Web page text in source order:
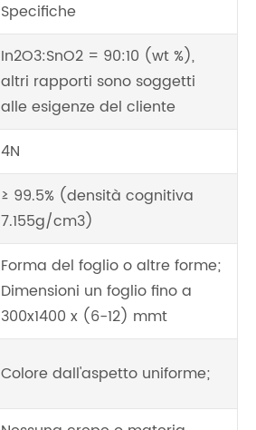
Specifiche
In2O3:SnO2 = 90:10 (wt %),
altri rapporti sono soggetti
alle esigenze del cliente
4N
≥ 99.5% (densità cognitiva
7.155g/cm3)
Forma del foglio o altre forme;
Dimensioni un foglio fino a
300x1400 x (6-12) mmt
Colore dall'aspetto uniforme;